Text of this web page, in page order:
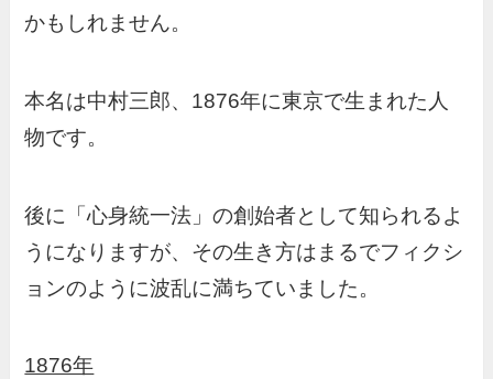
かもしれません。
本名は中村三郎、1876年に東京で生まれた人
物です。
後に「心身統一法」の創始者として知られるよ
うになりますが、その生き方はまるでフィクシ
ョンのように波乱に満ちていました。
1876年